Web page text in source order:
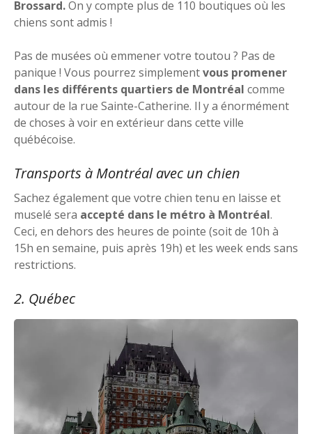
Brossard.On y compte plus de 110 boutiques où les
chiens sont admis !
Pas de musées où emmener votre toutou ? Pas de
panique ! Vous pourrez simplementvous promener
dans les différents quartiers de Montréal comme
autour de la rue Sainte-Catherine. Il y a énormément
de choses à voir en extérieur dans cette ville
québécoise.
Transports à Montréal avec un chien
Sachez également que votre chien tenu en laisse et
muselé sera accepté dans le métro à Montréal.
Ceci, en dehors des heures de pointe (soit de 10h à
15h en semaine, puis après 19h) et les week ends sans
restrictions.
2. Québec